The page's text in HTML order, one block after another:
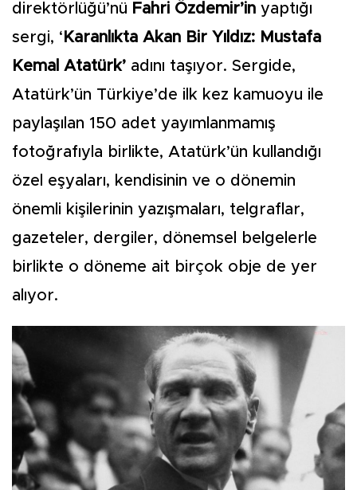
direktörlüğü’nü Fahri Özdemir’in yaptığı
sergi, ‘ Karanlıkta Akan Bir Yıldız: Mustafa
Kemal Atatürk’ adını taşıyor. Sergide,
Atatürk’ün Türkiye’de ilk kez kamuoyu ile
paylaşılan 150 adet yayımlanmamış
fotoğrafıyla birlikte, Atatürk’ün kullandığı
özel eşyaları, kendisinin ve o dönemin
önemli kişilerinin yazışmaları, telgraflar,
gazeteler, dergiler, dönemsel belgelerle
birlikte o döneme ait birçok obje de yer
alıyor.